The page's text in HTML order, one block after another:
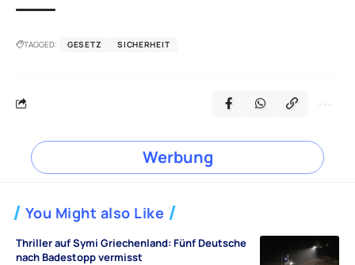
TAGGED: GESETZ SICHERHEIT
Werbung
You Might also Like
Thriller auf Symi Griechenland: Fünf Deutsche
nach Badestopp vermisst